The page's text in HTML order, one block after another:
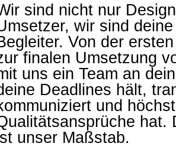
sind nicht nur
wir sind
Von der
finalen Umsetzung
uns ein Team an
Deadlines hält,
und
hat.
unser Maßstab.